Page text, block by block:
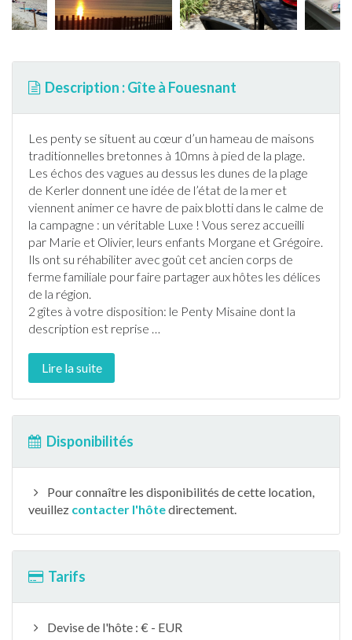
Description : Gîte à Fouesnant
Les penty se situent au cœur d’un hameau de maisons
traditionnelles bretonnes à 10mns à pied de la plage.
Les échos des vagues au dessus les dunes de la plage
de Kerler donnent une idée de l’état de la mer et
viennent animer ce havre de paix blotti dans le calme de
la campagne : un véritable Luxe ! Vous serez accueilli
par Marie et Olivier, leurs enfants Morgane et Grégoire.
Ils ont su réhabiliter avec goût cet ancien corps de
ferme familiale pour faire partager aux hôtes les délices
de la région.
2 gîtes à votre disposition: le Penty Misaine dont la
description est reprise …
Lire la suite
Disponibilités
Pour connaître les disponibilités de cette location,
veuillez contacter l'hôtedirectement.
Tarifs
Devise de l'hôte : € - EUR